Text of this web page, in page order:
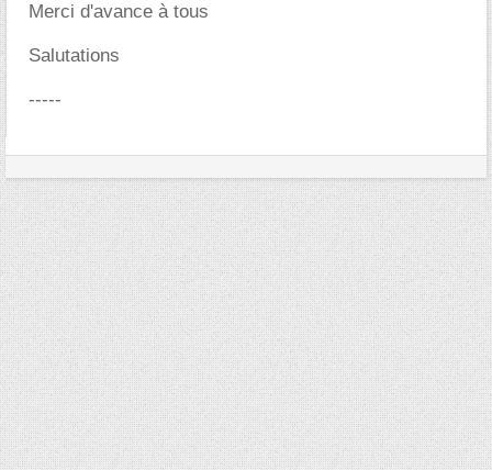
Merci d'avance à tous
Salutations
-----